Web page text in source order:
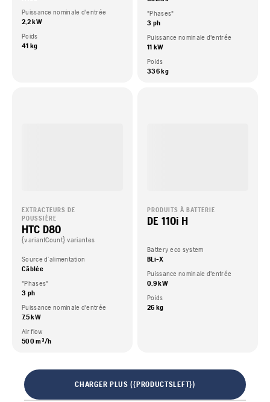
Puissance nominale d'entrée
2,2 kW
Poids
41 kg
"Phases"
3 ph
Puissance nominale d'entrée
11 kW
Poids
336 kg
EXTRACTEURS DE
POUSSIÈRE
HTC D80
{variantCount} variantes
Source d’alimentation
Câblée
"Phases"
3 ph
Puissance nominale d'entrée
7,5 kW
Air flow
500 m³/h
PRODUITS À BATTERIE
DE 110i H
Battery eco system
BLi-X
Puissance nominale d'entrée
0,9 kW
Poids
26 kg
CHARGER PLUS ({PRODUCTSLEFT})